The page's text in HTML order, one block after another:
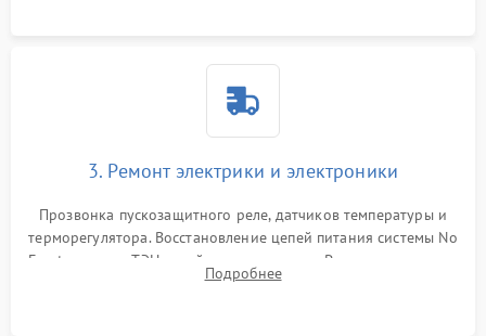
3. Ремонт электрики и электроники
Прозвонка пускозащитного реле, датчиков температуры и
терморегулятора. Восстановление цепей питания системы No
Frost, включая ТЭН оттайки и вентилятор. Ремонт или замена
платы управления при сбоях алгоритмов.
Подробнее